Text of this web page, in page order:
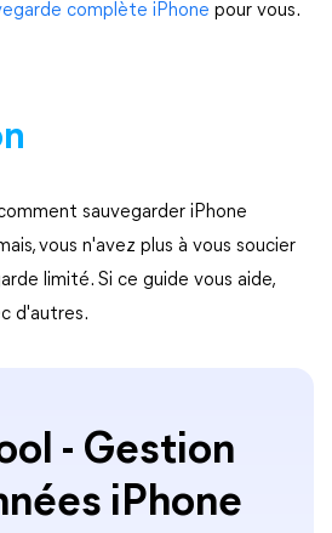
complète iPhone pour vous.
sauvegarder iPhone
vous n'avez plus à vous soucier
limité. Si ce guide vous aide,
d'autres.
- Gestion
iPhone